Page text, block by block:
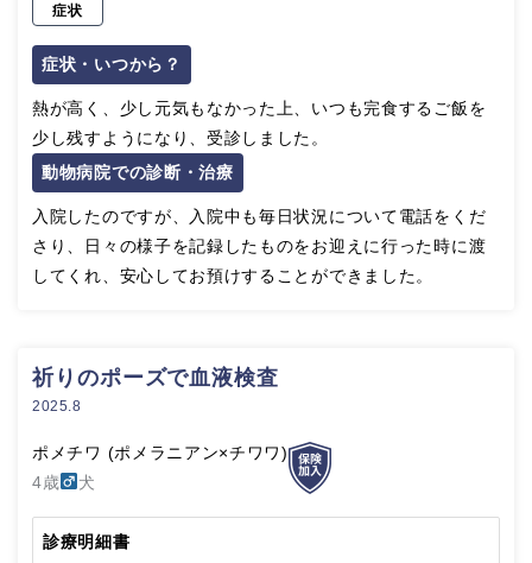
症状
症状・いつから？
熱が高く、少し元気もなかった上、いつも完食するご飯を
少し残すようになり、受診しました。
動物病院での診断・治療
入院したのですが、入院中も毎日状況について電話をくだ
さり、日々の様子を記録したものをお迎えに行った時に渡
してくれ、安心してお預けすることができました。
祈りのポーズで血液検査
2025.8
ポメチワ (ポメラニアン×チワワ)
4歳
犬
診療明細書